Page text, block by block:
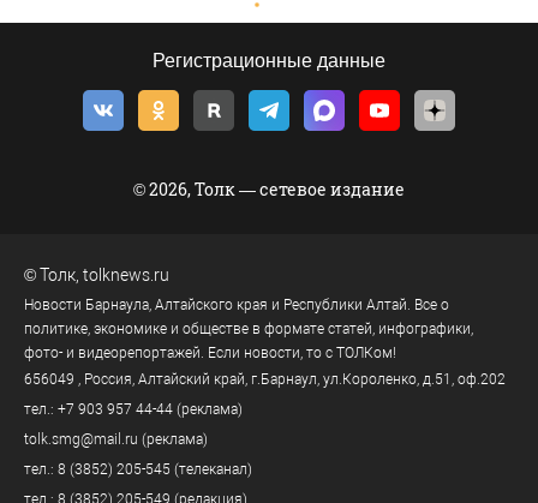
Регистрационные данные
© 2026, Толк — сетевое издание
©Толк tolknews.ru
Новости Барнаула, Алтайского края и Республики Алтай. Все о
политике, экономике и обществе в формате статей, инфографики,
фото- и видеорепортажей. Если новости, то с ТОЛКом!
656049 , Россия, Алтайский край, г.Барнаул, ул.Короленко, д.51, оф.202
тел.: +7 903 957 44-44 (реклама)
tolk.smg@mail.ru (реклама)
тел.: 8 (3852) 205-545 (телеканал)
тел.: 8 (3852) 205-549 (редакция)